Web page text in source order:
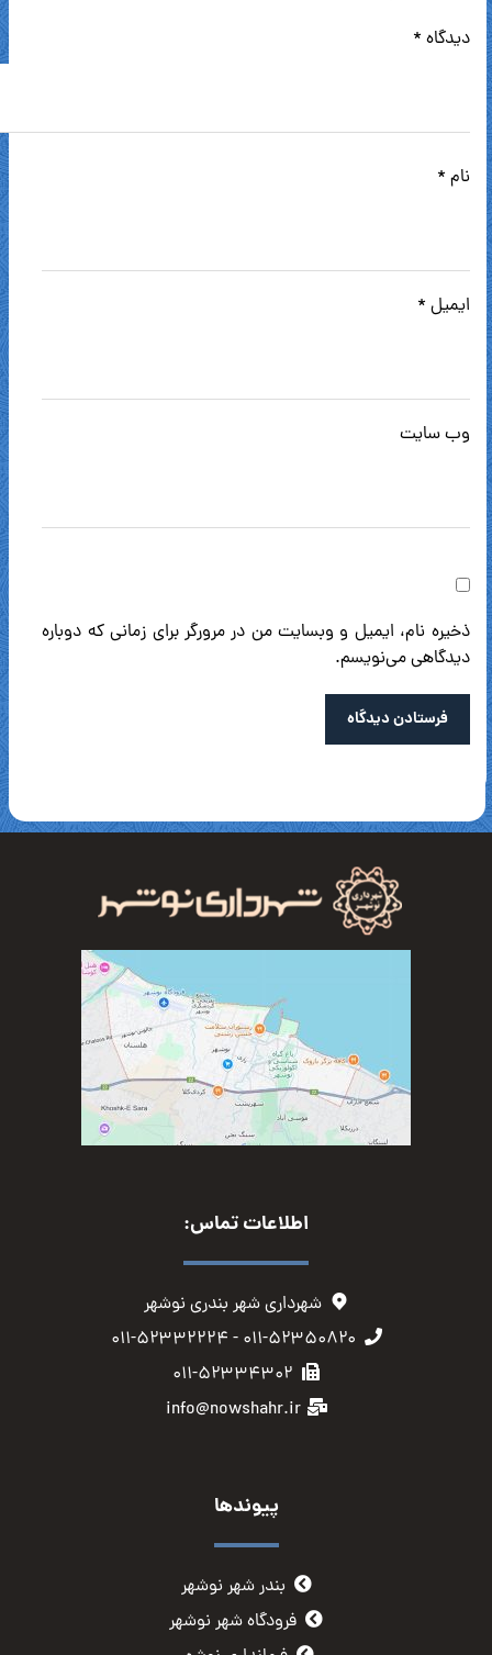
دیدگاه *
نام *
ایمیل *
وب‌ سایت
ذخیره نام، ایمیل و وبسایت من در مرورگر برای زمانی که دوباره
دیدگاهی می‌نویسم.
فرستادن دیدگاه
اطلاعات تماس:
شهرداری شهر بندری نوشهر
۰۱۱-۵۲۳۵۰۸۲۰ - ۰۱۱-۵۲۳۳۲۲۲۴
۰۱۱-۵۲۳۳۴۳۰۲
info@nowshahr.ir
پیوندها
بندر شهر نوشهر
فرودگاه شهر نوشهر